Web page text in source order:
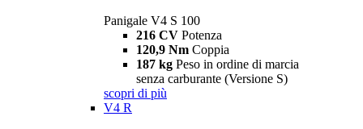
Panigale V4 S 100
216 CV Potenza
120,9 Nm Coppia
187 kg Peso in ordine di marcia
senza carburante (Versione S)
scopri di più
V4 R